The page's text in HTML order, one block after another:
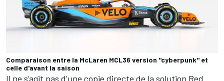
Comparaison entre la McLaren MCL36 version "cyberpunk" et
celle d'avant la saison
Il ne s'agit pas d'une copie directe de la solution Red